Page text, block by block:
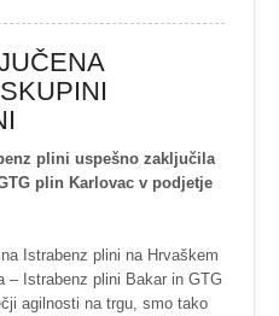
plini uspešno zaključila
plin Karlovac v podjetje
Istrabenz plini na Hrvaškem
– Istrabenz plini Bakar in GTG
agilnosti na trgu, smo tako